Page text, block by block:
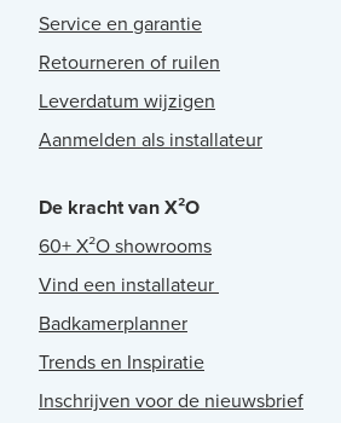
Service en garantie
Retourneren of ruilen
Leverdatum wijzigen
Aanmelden als installateur
De kracht van X²O
60+ X²O showrooms
Vind een installateur
Badkamerplanner
Trends en Inspiratie
Inschrijven voor de nieuwsbrief